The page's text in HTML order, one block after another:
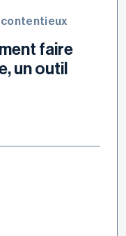
faire
un outil